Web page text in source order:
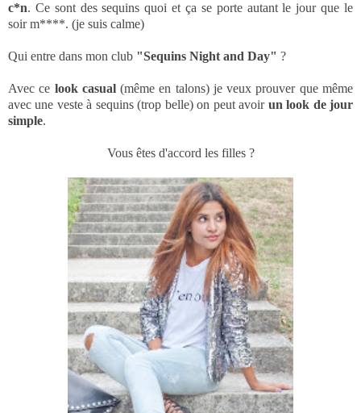
c*n. Ce sont des sequins quoi et ça se porte autant le jour que le
soir m****. (je suis calme)
Qui entre dans mon club "Sequins Night and Day" ?
Avec ce look casual(même en talons) je veux prouver que même
avec une veste à sequins (trop belle) on peut avoir un look de jour
simple.
Vous êtes d'accord les filles ?